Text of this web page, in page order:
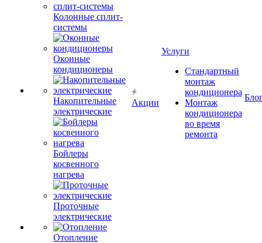
Колонные сплит-
системы
Оконные
кондиционеры
Накопительные
электрические
Бойлеры
косвенного
нагрева
Проточные
электрические
Отопление
Акции
Услуги
Стандартный
монтаж
кондиционера
Монтаж
кондиционера
во время
ремонта